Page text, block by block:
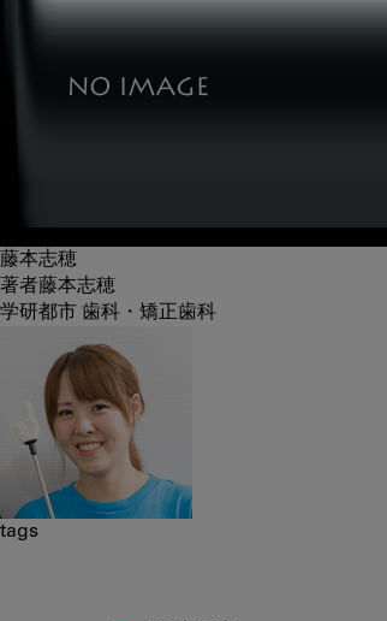
藤本志穂
著者藤本志穂
学研都市 歯科・矯正歯科
tags